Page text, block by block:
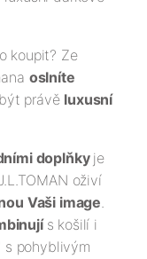
koupit? Ze
oslníte
právě luxusní
doplňkyje
oživí
Vaši image.
s košilí i
s pohyblivým